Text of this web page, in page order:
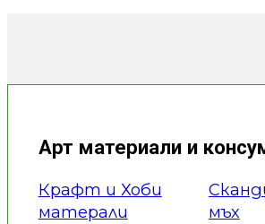
Арт материали и
Крафт и Хоби
матерали
мъх